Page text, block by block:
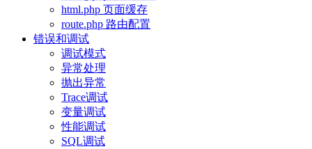
html.php 页面缓存
route.php 路由配置
错误和调试
调试模式
异常处理
抛出异常
Trace调试
变量调试
性能调试
SQL调试